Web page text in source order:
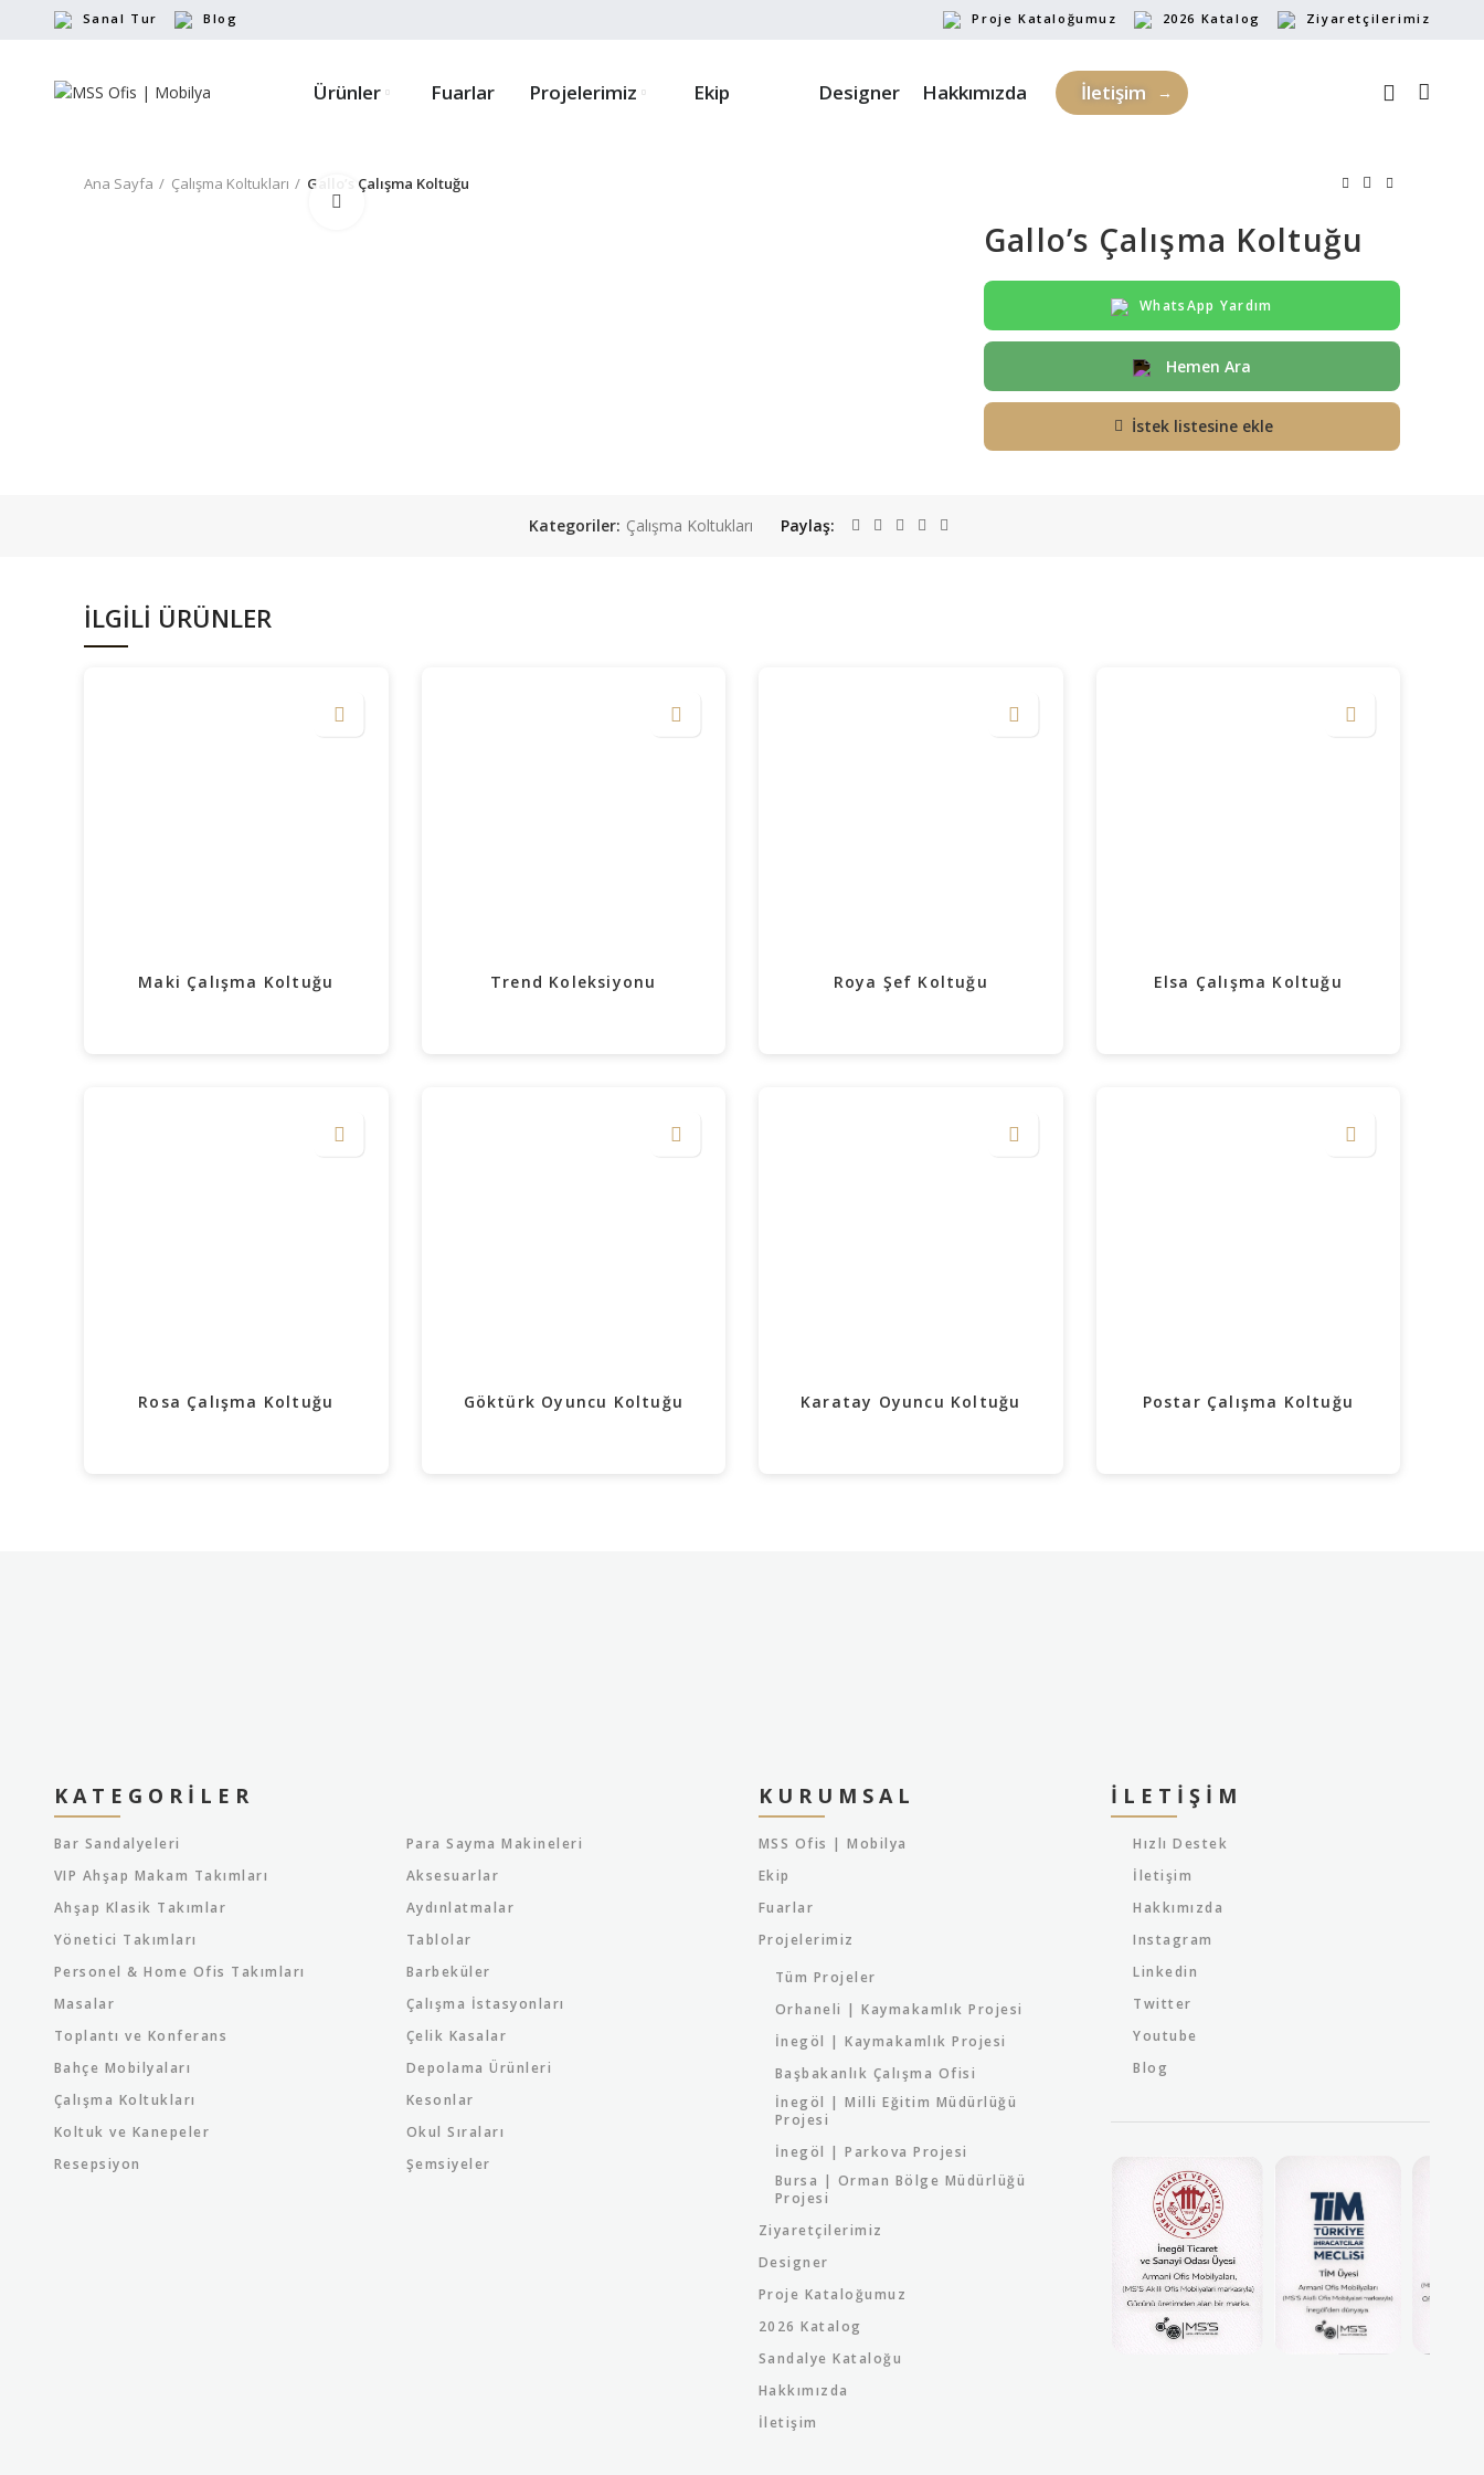
Sanal Tur Blog Proje Kataloğumuz 2026 Katalog Ziyaretçilerimiz
Ürünler Fuarlar Projelerimiz Ekip Designer Hakkımızda İletişim
Ana Sayfa Çalışma Koltukları
Gallo’s Çalışma Koltuğu
Gallo’s Çalışma Koltuğu
WhatsApp Yardım
Hemen Ara
İstek listesine ekle
Kategoriler: Çalışma Koltukları Paylaş
İLGILI ÜRÜNLER
Maki Çalışma Koltuğu Trend Koleksiyonu Roya Şef Koltuğu Elsa Çalışma Koltuğu
Rosa Çalışma Koltuğu Göktürk Oyuncu Koltuğu Karatay Oyuncu Koltuğu Postar Çalışma Koltuğu
KATEGORILER
Bar Sandalyeleri
VIP Ahşap Makam Takımları
Ahşap Klasik Takımlar
Yönetici Takımları
Personel & Home Ofis Takımları
Masalar
Toplantı ve Konferans
Bahçe Mobilyaları
Çalışma Koltukları
Koltuk ve Kanepeler
Resepsiyon
Para Sayma Makineleri
Aksesuarlar
Aydınlatmalar
Tablolar
Barbeküler
Çalışma İstasyonları
Çelik Kasalar
Depolama Ürünleri
Kesonlar
Okul Sıraları
Şemsiyeler
KURUMSAL
MSS Ofis | Mobilya
Ekip
Fuarlar
Projelerimiz
Tüm Projeler
Orhaneli | Kaymakamlık Projesi
İnegöl | Kaymakamlık Projesi
Başbakanlık Çalışma Ofisi
İnegöl | Milli Eğitim Müdürlüğü
Projesi
İnegöl | Parkova Projesi
Bursa | Orman Bölge Müdürlüğü
Projesi
Ziyaretçilerimiz
Designer
Proje Kataloğumuz
2026 Katalog
Sandalye Kataloğu
Hakkımızda
İletişim
İLETIŞIM
Hızlı Destek
İletişim
Hakkımızda
Instagram
Linkedin
Twitter
Youtube
Blog